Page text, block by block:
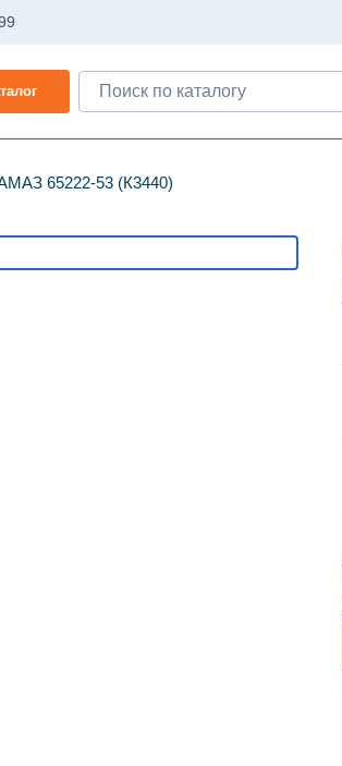
65222-53 (К3440)